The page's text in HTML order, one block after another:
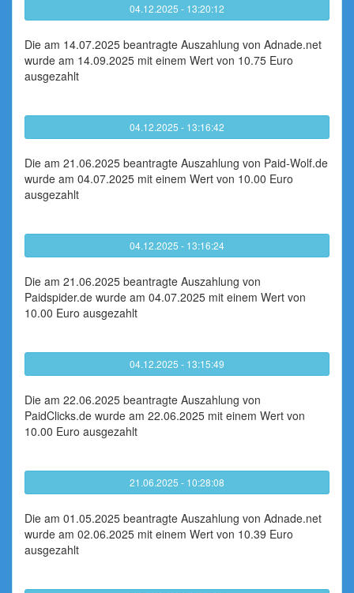
04.12.2025 - 13:20:12
Die am 14.07.2025 beantragte Auszahlung von Adnade.net
wurde am 14.09.2025 mit einem Wert von 10.75 Euro
ausgezahlt
04.12.2025 - 13:16:42
Die am 21.06.2025 beantragte Auszahlung von Paid-Wolf.de
wurde am 04.07.2025 mit einem Wert von 10.00 Euro
ausgezahlt
04.12.2025 - 13:16:24
Die am 21.06.2025 beantragte Auszahlung von
Paidspider.de wurde am 04.07.2025 mit einem Wert von
10.00 Euro ausgezahlt
04.12.2025 - 13:15:49
Die am 22.06.2025 beantragte Auszahlung von
PaidClicks.de wurde am 22.06.2025 mit einem Wert von
10.00 Euro ausgezahlt
21.06.2025 - 10:28:08
Die am 01.05.2025 beantragte Auszahlung von Adnade.net
wurde am 02.06.2025 mit einem Wert von 10.39 Euro
ausgezahlt